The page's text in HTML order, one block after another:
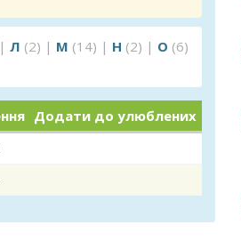
| Л (2) | М (14) | Н (2) | О (6)
Додати до улюблених